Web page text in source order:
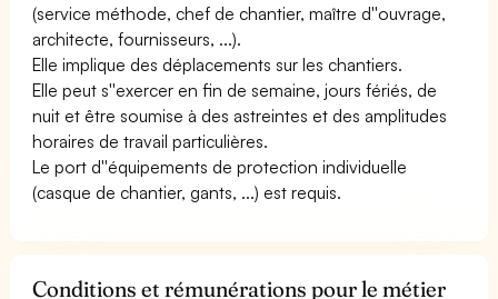
(service méthode, chef de chantier, maître d''ouvrage,
architecte, fournisseurs, ...).
Elle implique des déplacements sur les chantiers.
Elle peut s''exercer en fin de semaine, jours fériés, de
nuit et être soumise à des astreintes et des amplitudes
horaires de travail particulières.
Le port d''équipements de protection individuelle
(casque de chantier, gants, ...) est requis.
Conditions et rémunérations pour le métier